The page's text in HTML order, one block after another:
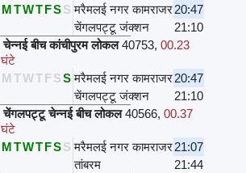
MTWTFSS मरैमलई नगर कामराजर20:47
चेंगलपट्टू जंक्शन
21:10
चेन्नई बीच कांचीपुरम लोकल 40753,00.23
घंटे
M TWTFSS मरैमलई नगर कामराजर20:47
चेंगलपट्टू जंक्शन
21:10
चेंगलपट्टू चेन्नई बीच लोकल 40566,00.37
घंटे
MTWTFSS मरैमलई नगर कामराजर21:07
तांबरम
21:44